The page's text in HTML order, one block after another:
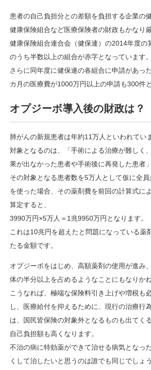
患者の自己負担分との差額を負担する企業の
健康保険組合など医療保険者の財政もかなり
健康保険組合連合会（健保連）の2014年度の
のうち半数以上の組合が赤字となっています。
さらに同年度に健保連の各組合に申請があっ
カ月の医療費が1000万円以上の申請も300件
オプジーボ導入後の財政は？
肺がんの新規患者は年約11万人といわれてい
対象となるのは、「手術による治療が難しく
果が出なかった患者や手術後に再発した患者
その対象となる患者数を5万人として仮に全
を使った場合、その薬剤費を前回の計算式に
算定すると、
3990万円×5万人＝1兆9950万円となります。
これは10兆円を超えたと問題になっている薬
たる金額です。
オプジーボをはじめ、高額薬剤の使用が進み
体の半分以上を占めるようなことにもなりかね
こうなれば、極端な保険料引き上げや増税も
し、医療給付を抑えるために、現行の治療行
は、国民皆保険の対象外となるものも出てく
自己負担額も高くなります。
不治の病に特効薬ができて治せる病気となっ
くして治したいと思うのは誰でも同じでしょう